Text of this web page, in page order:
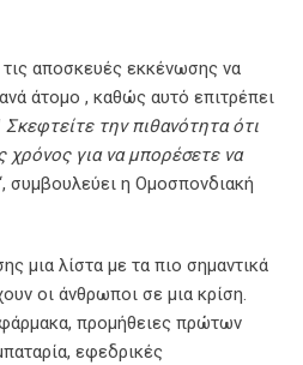
αποσκευές εκκένωσης να
άτομο , καθώς αυτό επιτρέπει
Σκεφτείτε την πιθανότητα ότι
χρόνος για να μπορέσετε να
συμβουλεύει η Ομοσπονδιακή
μια λίστα με τα πιο σημαντικά
οι άνθρωποι σε μια κρίση.
προμήθειες πρώτων
εφεδρικές